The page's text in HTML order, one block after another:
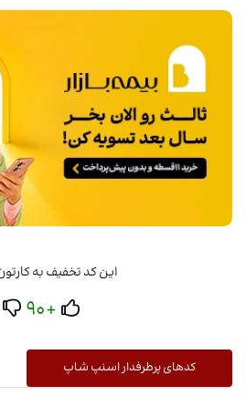
این کد تخفیف به
+90
کدهای پرطرفدار اسنپ شاپ